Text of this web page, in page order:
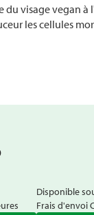
du visage vegan
les cellules
Disponible
Frais d'envoi
papier